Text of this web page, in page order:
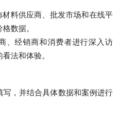
料供应商、批发市场和在线平
数据。
、经销商和消费者进行深入访
法和体验。
写，并结合具体数据和案例进行